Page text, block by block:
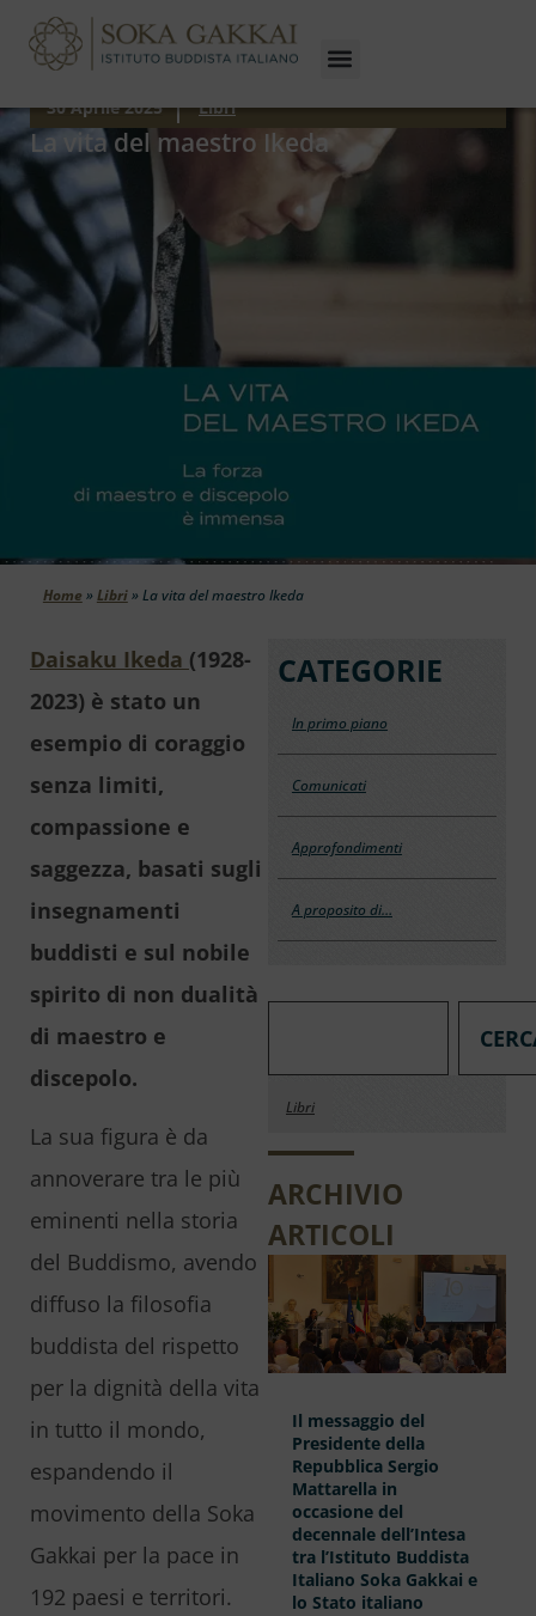
30 Aprile 2025 Libri
La vita del maestro Ikeda
Home » Libri» La vita del maestro Ikeda
Daisaku Ikeda (1928-
2023) è stato un
esempio di coraggio
senza limiti,
compassione e
saggezza, basati sugli
insegnamenti
buddisti e sul nobile
spirito di non dualità
di maestro e
discepolo.
La sua figura è da
annoverare tra le più
eminenti nella storia
del Buddismo, avendo
diffuso la filosofia
buddista del rispetto
per la dignità della vita
in tutto il mondo,
espandendo il
movimento della Soka
Gakkai per la pace in
192 paesi e territori.
CATEGORIE
In primo piano
Comunicati
Approfondimenti
A proposito di…
Libri
ARCHIVIO
ARTICOLI
Il messaggio del
Presidente della
Repubblica Sergio
Mattarella in
occasione del
decennale dell’Intesa
tra l’Istituto Buddista
Italiano Soka Gakkai e
lo Stato italiano